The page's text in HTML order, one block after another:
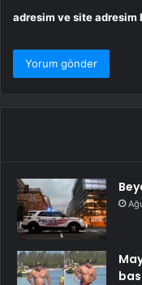
adresim ve site adresim